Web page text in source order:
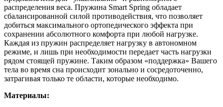
распределения веса. Пружина Smart Spring обладает
сбалансированной силой противодействия, что позволяет
добиться максимального ортопедического эффекта при
сохранении абсолютного комфорта при любой нагрузке.
Каждая из пружин распределяет нагрузку в автономном
режиме, и лишь при необходимости передает часть нагрузки
рядом стоящей пружине. Таким образом «поддержка» Вашего
тела во время сна происходит зонально и сосредоточенно,
затрагивая только те области, которые необходимо.
Материалы: